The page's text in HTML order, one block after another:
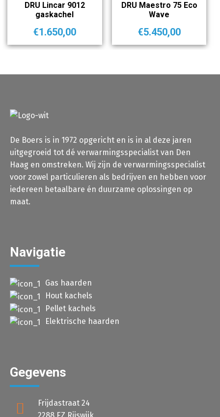
DRU Lincar 9012
gaskachel
€1.650,00
DRU Maestro 75 Eco
Wave
€5.450,00
De Boers is in 1972 opgericht en is in al deze jaren
uitgegroeid tot dé verwarmingsspecialist van Den
Haag en omstreken. Wij zijn de verwarmingsspecialist
voor zowel particulieren als bedrijven en hebben voor
iedereen betaalbare én duurzame oplossingen op
maat.
Navigatie
Gas haarden
Hout kachels
Pellet kachels
Elektrische haarden
Gegevens
Frijdastraat 24